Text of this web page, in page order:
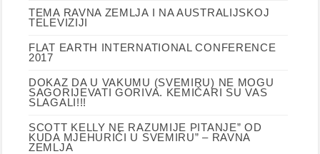
TEMA RAVNA ZEMLJA I NA AUSTRALIJSKOJ
TELEVIZIJI
FLAT EARTH INTERNATIONAL CONFERENCE
2017
DOKAZ DA U VAKUMU (SVEMIRU) NE MOGU
SAGORIJEVATI GORIVA. KEMIČARI SU VAS
SLAGALI!!!
SCOTT KELLY NE RAZUMIJE PITANJE” OD
KUDA MJEHURIĆI U SVEMIRU” – RAVNA
ZEMLJA